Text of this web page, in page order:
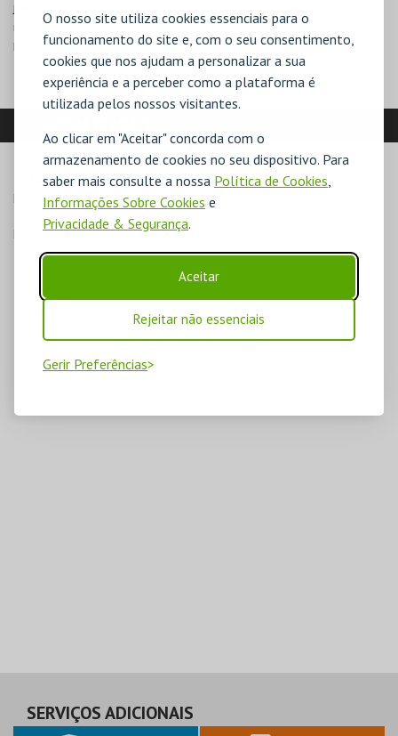
O nosso site utiliza cookies essenciais para o
funcionamento do site e, com o seu consentimento,
cookies que nos ajudam a personalizar a sua
experiência e a perceber como a plataforma é
utilizada pelos nossos visitantes.
Ao clicar em "Aceitar" concorda com o
armazenamento de cookies no seu dispositivo. Para
saber mais consulte a nossa Política de Cookies
Informações Sobre Cookies e
Privacidade & Segurança.
Aceitar
Rejeitar não essenciais
Gerir Preferências
jovens músicos talentosos de várias nacionalidades, laureados
nacional e/ou internacionalmente, que interpretarão obras de
Brahms, Liszt, Bartók, Stravinsky , entre outros.
Toda a informação em WWW.VERAOCLASSICO.COM
MORADA
Estrada das Laranjeiras 205
1600-139 Lisboa
Direcções para Teatro Thalia
SERVIÇOS ADICIONAIS